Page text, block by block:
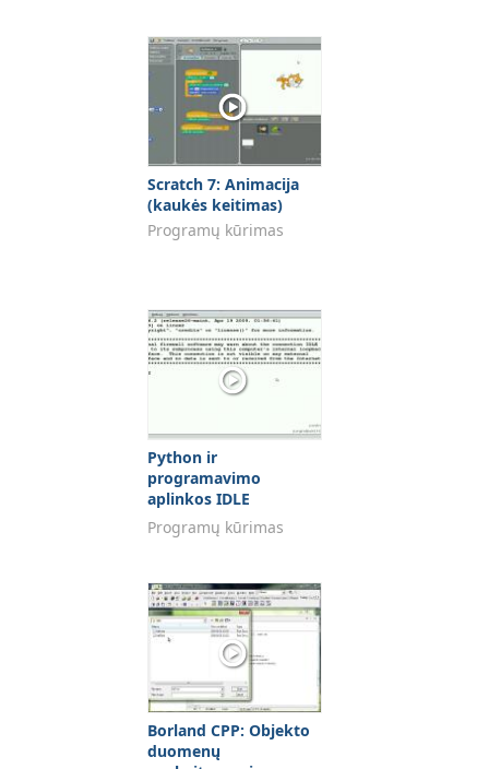
Scratch 7: Animacija
(kaukės keitimas)
Programų kūrimas
Python ir
programavimo
aplinkos IDLE
naudojimo įvadas
Programų kūrimas
Borland CPP: Objekto
duomenų